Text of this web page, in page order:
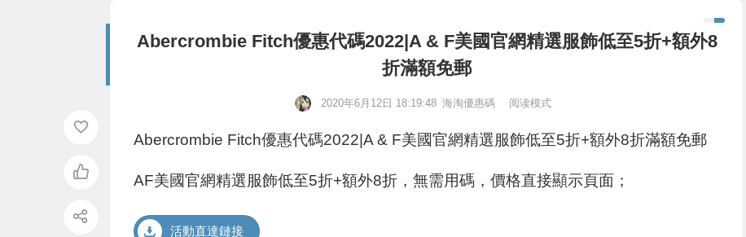
Abercrombie Fitch優惠代碼2022|A & F美國官網精選服飾低至5折+額外8
折滿額免郵
2020年6月12日 18:19:48 海淘優惠碼 阅读模式
Abercrombie Fitch優惠代碼2022|A & F美國官網精選服飾低至5折+額外8折滿額免郵
AF美國官網精選服飾低至5折+額外8折，無需用碼，價格直接顯示頁面；
活動直達鏈接